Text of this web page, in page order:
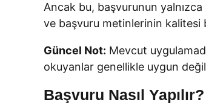
Ancak bu, başvurunun
ve başvuru metinlerinin kalitesi
Güncel Not: Mevcut
okuyanlar genellikle uygun
Başvuru Nasıl Yapılır?